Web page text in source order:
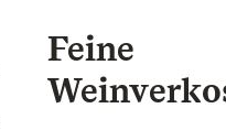
Feine